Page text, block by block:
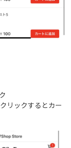
リックするとカー